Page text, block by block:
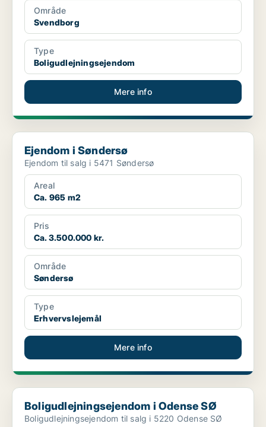
Område
Svendborg
Type
Boligudlejningsejendom
Mere info
Ejendom i Søndersø
Ejendom i Søndersø
Ejendom til salg i 5471 Søndersø
Areal
Ca. 965 m2
Pris
Ca. 3.500.000 kr.
Område
Søndersø
Type
Erhvervslejemål
Mere info
Boligudlejningsejendom i Odense SØ
Boligudlejningsejendom i Odense SØ
Boligudlejningsejendom til salg i 5220 Odense SØ